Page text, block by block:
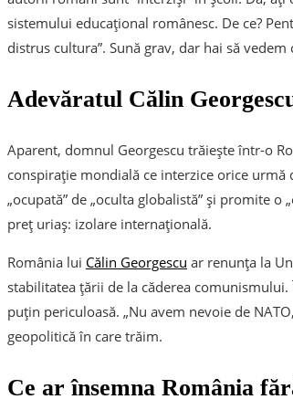
sistemului educațional românesc. De ce?
distrus cultura”. Sună grav, dar hai să vedem
Adevăratul Călin
Aparent, domnul Georgescu trăiește într-o
conspirație mondială ce interzice orice
„ocupată” de „oculta globalistă” și promite
preț uriaș: izolare internațională.
România lui Călin Georgescu ar renunța la
stabilitatea țării de la căderea
puțin periculoasă. „Nu avem nevoie de
geopolitică în care trăim.
Ce ar însemna România